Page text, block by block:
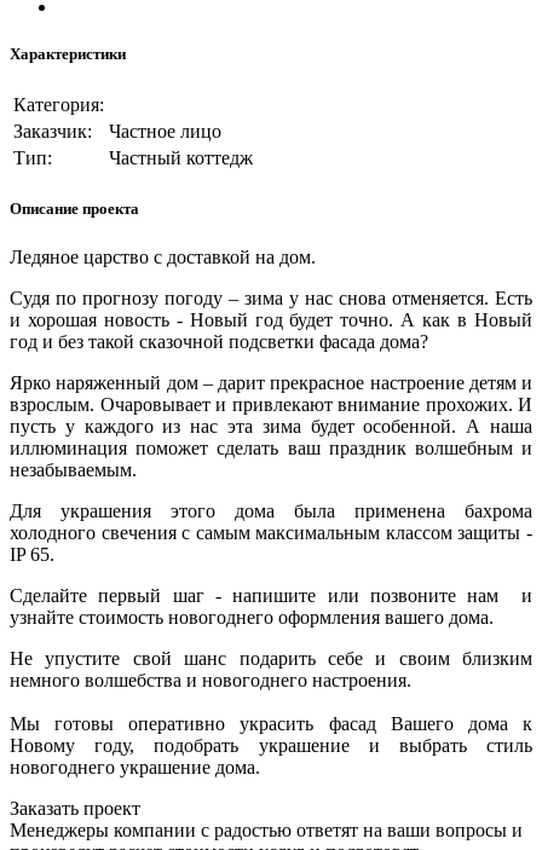
Характеристики
Категория:
Заказчик:
Частное лицо
Тип:
Частный коттедж
Описание проекта
Ледяное царство с доставкой на дом.
Судя по прогнозу погоду – зима у нас снова отменяется. Есть
и хорошая новость - Новый год будет точно. А как в Новый
год и без такой сказочной подсветки фасада дома?
Ярко наряженный дом – дарит прекрасное настроение детям и
взрослым. Очаровывает и привлекают внимание прохожих. И
пусть у каждого из нас эта зима будет особенной. А наша
иллюминация поможет сделать ваш праздник волшебным и
незабываемым.
Для украшения этого дома была применена бахрома
холодного свечения с самым максимальным классом защиты -
IP 65.
Сделайте первый шаг - напишите или позвоните нам и
узнайте стоимость новогоднего оформления вашего дома.
Не упустите свой шанс подарить себе и своим близким
немного волшебства и новогоднего настроения.
Мы готовы оперативно украсить фасад Вашего дома к
Новому году, подобрать украшение и выбрать стиль
новогоднего украшение дома.
Заказать проект
Менеджеры компании с радостью ответят на ваши вопросы и